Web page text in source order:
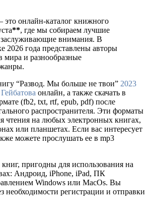
это онлайн-каталог книжного
**, где мы собираем лучшие
заслуживающие внимания. В
2026 года представлены авторы
мира и разнообразные
“Развод. Мы больше не твои” 2023
онлайн, а также скачать в
(fb2, txt, rtf, epub, pdf) после
распространителя. Эти форматы
чтения на любых электронных книгах,
или планшетах. Если вас интересует
можете прослушать ее в mp3
пригодны для использования на
Андроид, iPhone, iPad, ПК
Windows или MacOs. Вы
необходимости регистрации и отправки